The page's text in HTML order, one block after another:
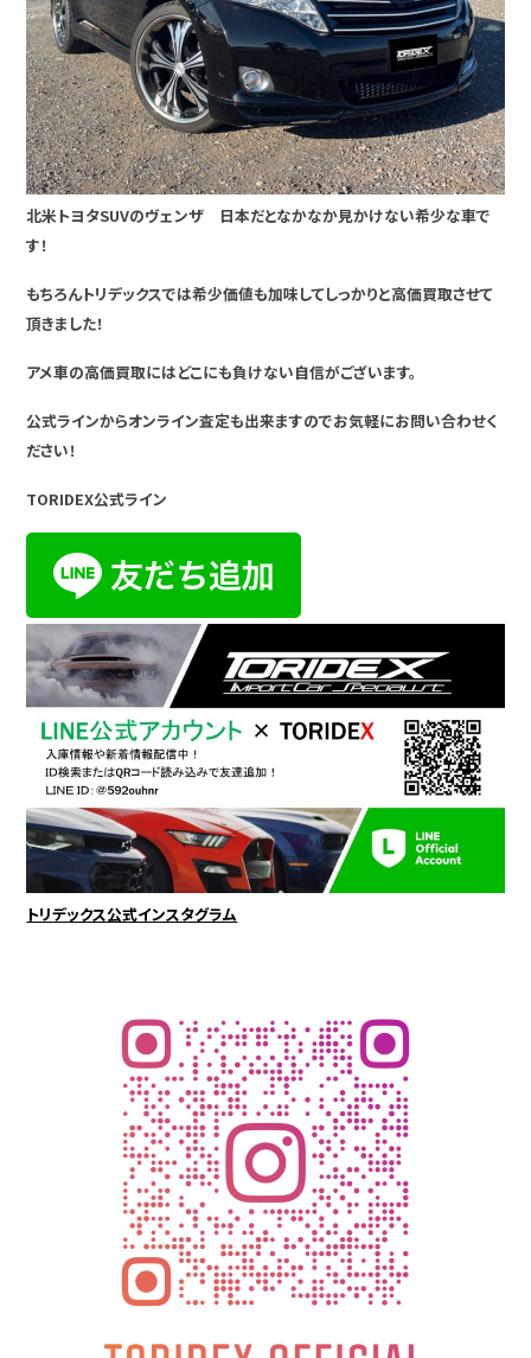
北米トヨタSUVのヴェンザ 日本だとなかなか見かけない希少な車で
す！
もちろんトリデックスでは希少価値も加味してしっかりと高価買取させて
頂きました！
アメ車の高価買取にはどこにも負けない自信がございます。
公式ラインからオンライン査定も出来ますのでお気軽にお問い合わせく
ださい！
TORIDEX公式ライン
トリデックス公式インスタグラム